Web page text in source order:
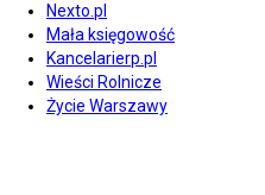
Nexto.pl
Mała księgowość
Kancelarierp.pl
Wieści Rolnicze
Życie Warszawy